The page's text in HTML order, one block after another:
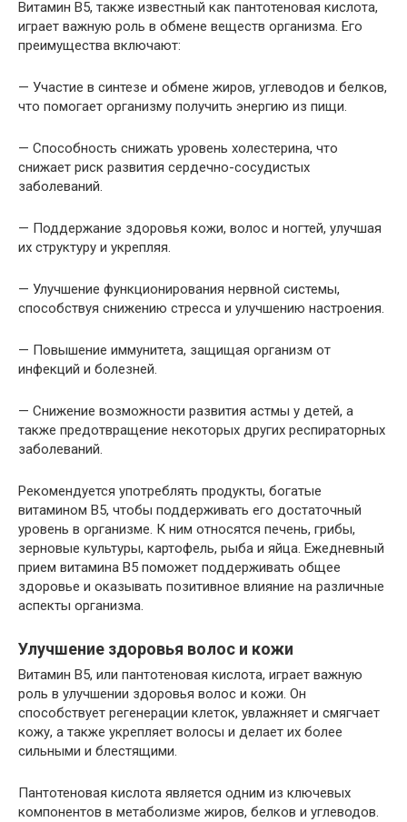
Витамин B5, также известный как пантотеновая кислота,
играет важную роль в обмене веществ организма. Его
преимущества включают:
— Участие в синтезе и обмене жиров, углеводов и белков,
что помогает организму получить энергию из пищи.
— Способность снижать уровень холестерина, что
снижает риск развития сердечно-сосудистых
заболеваний.
— Поддержание здоровья кожи, волос и ногтей, улучшая
их структуру и укрепляя.
— Улучшение функционирования нервной системы,
способствуя снижению стресса и улучшению настроения.
— Повышение иммунитета, защищая организм от
инфекций и болезней.
— Снижение возможности развития астмы у детей, а
также предотвращение некоторых других респираторных
заболеваний.
Рекомендуется употреблять продукты, богатые
витамином B5, чтобы поддерживать его достаточный
уровень в организме. К ним относятся печень, грибы,
зерновые культуры, картофель, рыба и яйца. Ежедневный
прием витамина B5 поможет поддерживать общее
здоровье и оказывать позитивное влияние на различные
аспекты организма.
Улучшение здоровья волос и кожи
Витамин B5, или пантотеновая кислота, играет важную
роль в улучшении здоровья волос и кожи. Он
способствует регенерации клеток, увлажняет и смягчает
кожу, а также укрепляет волосы и делает их более
сильными и блестящими.
Пантотеновая кислота является одним из ключевых
компонентов в метаболизме жиров, белков и углеводов.